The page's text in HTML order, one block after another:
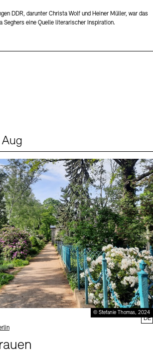
DDR, darunter Christa Wolf und Heiner Müller, war das
Seghers eine Quelle literarischer Inspiration.
© Stefanie Thomas, 2024
DE